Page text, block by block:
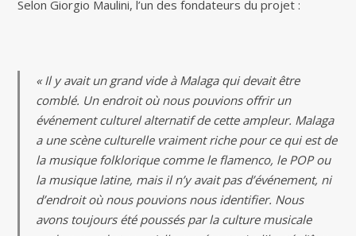
Selon Giorgio Maulini, l’un des fondateurs du projet :
« Il y avait un grand vide à Malaga qui devait être
comblé. Un endroit où nous pouvions offrir un
événement culturel alternatif de cette ampleur. Malaga
a une scène culturelle vraiment riche pour ce qui est de
la musique folklorique comme le flamenco, le POP ou
la musique latine, mais il n’y avait pas d’événement, ni
d’endroit où nous pouvions nous identifier. Nous
avons toujours été poussés par la culture musicale